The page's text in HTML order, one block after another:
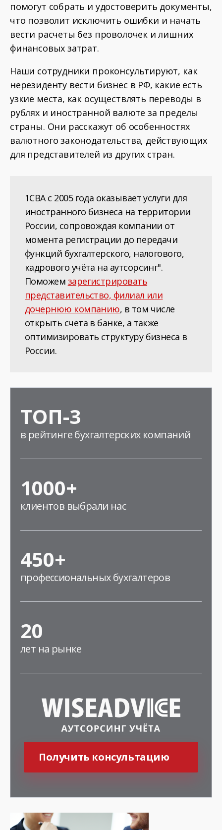
помогут собрать и удостоверить документы,
что позволит исключить ошибки и начать
вести расчеты без проволочек и лишних
финансовых затрат.
Наши сотрудники проконсультируют, как
нерезиденту вести бизнес в РФ, какие есть
узкие места, как осуществлять переводы в
рублях и иностранной валюте за пределы
страны. Они расскажут об особенностях
валютного законодательства, действующих
для представителей из других стран.
1СВА с 2005 года оказывает услуги для
иностранного бизнеса на территории
России, сопровождая компании от
момента регистрации до передачи
функций бухгалтерского, налогового,
кадрового учёта на аутсорсинг".
Поможем зарегистрировать
представительство, филиал или
дочернюю компанию, в том числе
открыть счета в банке, а также
оптимизировать структуру бизнеса в
России.
Получить консультацию
ТОП-3
в рейтинге бухгалтерских компаний
1000+
клиентов выбрали нас
450+
профессиональных бухгалтеров
20
лет на рынке